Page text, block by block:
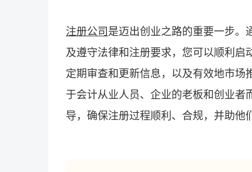
注册公司是迈出创业之路的重要一步。
及遵守法律和注册要求，您可以顺利启
定期审查和更新信息，以及有效地市
于会计从业人员、企业的老板和创业者
导，确保注册过程顺利、合规，并助他